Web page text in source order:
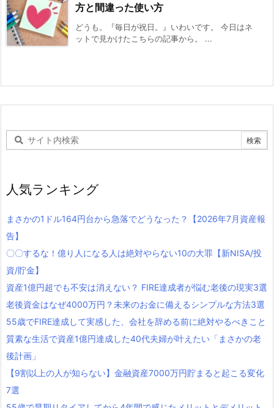
方と間違った使い方
どうも。『毎日が祝日。』いわいです。 今日はネ
ットで見かけたこちらの記事から。 ...
人気ランキング
まさかの1ドル164円台から急落でどうなった？【2026年7月資産報
告】
〇〇するな！億り人になる人は絶対やらない10の大罪【新NISA/投
資/貯金】
資産1億円超でも不安は消えない？ FIRE達成者が悩む老後の現実3選
老後資金はなぜ4000万円？未来のお金に備えるシンプルな方法3選
55歳でFIRE達成して実感した、会社を辞める前に絶対やるべきこと
質素な生活で資産1億円達成した40代夫婦が叶えたい「まさかの老
後計画」
【9割以上の人が知らない】金融資産7000万円貯まると起こる変化
7選